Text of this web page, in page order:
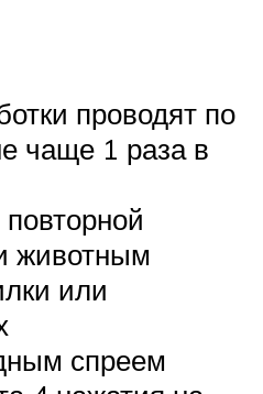
проводят по
чаще 1 раза в
животным
или
спреем